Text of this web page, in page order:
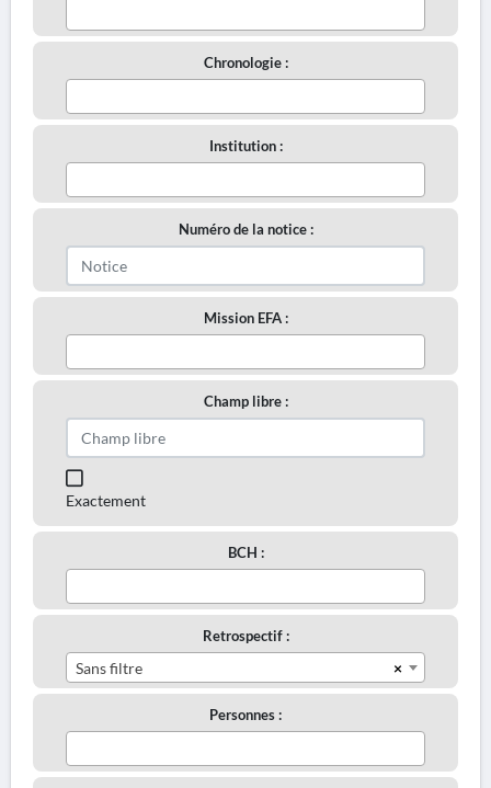
Chronologie :
Institution :
Numéro de la notice :
Mission EFA :
Champ libre :
Exactement
BCH :
Retrospectif :
×
Sans filtre
Personnes :